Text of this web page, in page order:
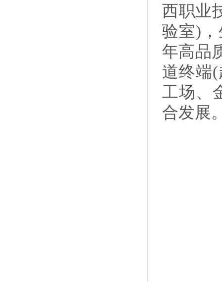
西职业
验室)
年高品
道终端
工场、
合发展